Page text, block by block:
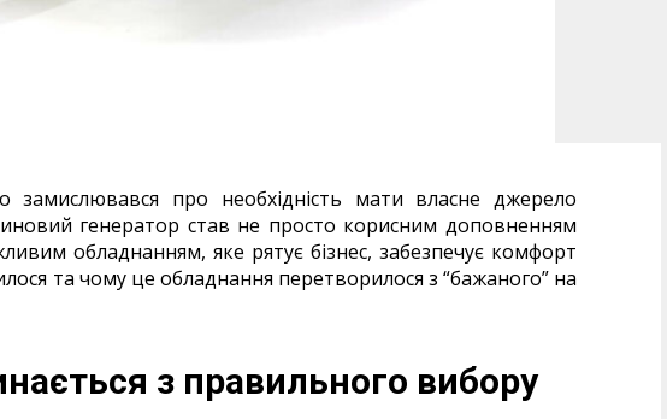
про необхідність мати власне джерело
генератор став не просто корисним доповненням
обладнанням, яке рятує бізнес, забезпечує комфорт
та чому це обладнання перетворилося з “бажаного” на
з правильного вибору